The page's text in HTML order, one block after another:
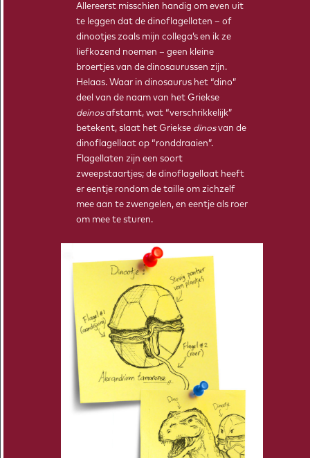
HOE VOORSPEL JE EEN TIPPING POINT?
Een omslag in het klimaat kan funest zijn voor het leven op
aarde. Is een naderend kantelpunt al van te voren te
LEO VAN KAMPENHOUT
Technische Wiskunde, afgestudeerd in 2011
Allereerst misschien handig om even uit
te leggen dat de dinoflagellaten – of
dinootjes zoals mijn collega’s en ik ze
liefkozend noemen – geen kleine
broertjes van de dinosaurussen zijn.
Helaas. Waar in dinosaurus het “dino”
deel van de naam van het Griekse
deinosafstamt, wat “verschrikkelijk”
betekent, slaat het Griekse dinosvan de
dinoflagellaat op “ronddraaien”.
Flagellaten zijn een soort
zweepstaartjes; de dinoflagellaat heeft
er eentje rondom de taille om zichzelf
mee aan te zwengelen, en eentje als roer
om mee te sturen.